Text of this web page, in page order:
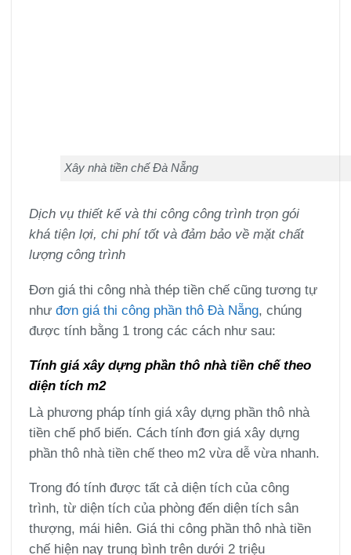
Xây nhà tiền chế Đà Nẵng
Dịch vụ thiết kế và thi công công trình trọn gói
khá tiện lợi, chi phí tốt và đảm bảo về mặt chất
lượng công trình
Đơn giá thi công nhà thép tiền chế cũng tương tự
như đơn giá thi công phần thô Đà Nẵng, chúng
được tính bằng 1 trong các cách như sau:
Tính giá xây dựng phần thô nhà tiền chế theo
diện tích m2
Là phương pháp tính giá xây dựng phần thô nhà
tiền chế phổ biến. Cách tính đơn giá xây dựng
phần thô nhà tiền chế theo m2 vừa dễ vừa nhanh.
Trong đó tính được tất cả diện tích của công
trình, từ diện tích của phòng đến diện tích sân
thượng, mái hiên. Giá thi công phần thô nhà tiền
chế hiện nay trung bình trên dưới 2 triệu